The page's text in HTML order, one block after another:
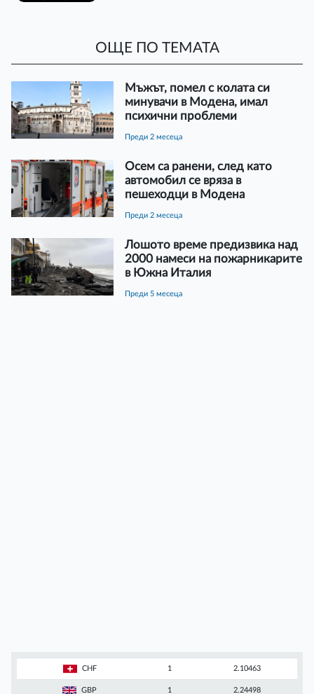
ОЩЕ ПО ТЕМАТА
Мъжът, помел с колата си
минувачи в Модена, имал
психични проблеми
преди 2 месеца
Осем са ранени, след като
автомобил се вряза в
пешеходци в Модена
преди 2 месеца
Лошото време предизвика над
2000 намеси на пожарникарите
в Южна Италия
преди 5 месеца
CHF 1 2.10463
GBP 1 2.24498